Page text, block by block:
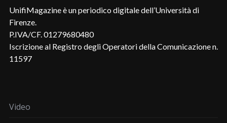
UnifiMagazine è un periodico digitale dell’Università di
Firenze.
P.IVA/CF. 01279680480
Iscrizione al Registro degli Operatori della Comunicazione n.
11597
Video